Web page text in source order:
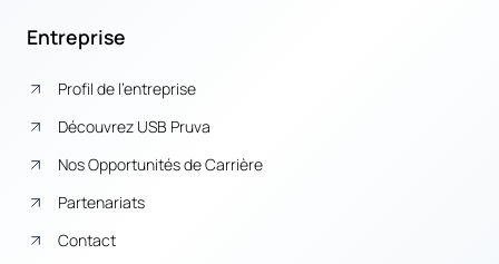
Entreprise
Profil de l’entreprise
Découvrez USB Pruva
Nos Opportunités de Carrière
Partenariats
Contact